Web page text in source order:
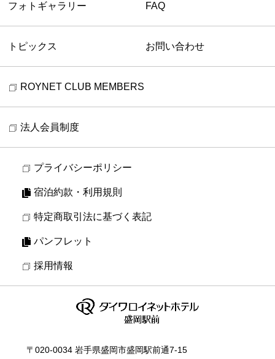
フォトギャラリー FAQ
トピックス お問い合わせ
ROYNET CLUB MEMBERS
法人会員制度
プライバシーポリシー
宿泊約款・利用規則
特定商取引法に基づく表記
パンフレット
採用情報
〒020-0034 岩手県盛岡市盛岡駅前通7-15